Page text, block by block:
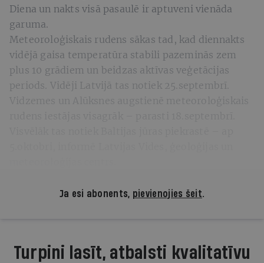
Diena un nakts visā pasaulē ir aptuveni vienāda
garuma.
Meteoroloģiskais rudens sākas tad, kad diennakts
vidējā gaisa temperatūra stabili pazeminās zem
plus 10 grādiem un beidzas aktīvas veģetācijas
periods. Vidēji Latvijā tas notiek 25.septembrī.
Vidzemes un Alūksnes augstienē meteoroloģiskais
Ja esi abonents, pievienojies šeit.
Turpini lasīt, atbalsti kvalitatīvu